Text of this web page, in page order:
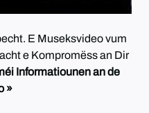
E Museksvideo vum
e Kompromëss an Dir
Informatiounen an de
»